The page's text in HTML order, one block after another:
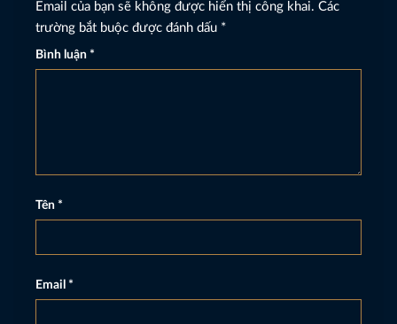
Email của bạn sẽ không được hiển thị công khai. Các
trường bắt buộc được đánh dấu *
Bình luận *
Tên *
Email *